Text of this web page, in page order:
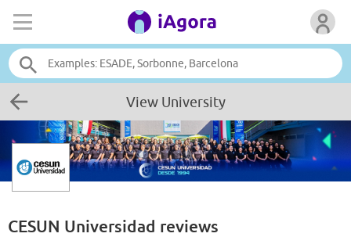
View University
CESUN Universidad reviews